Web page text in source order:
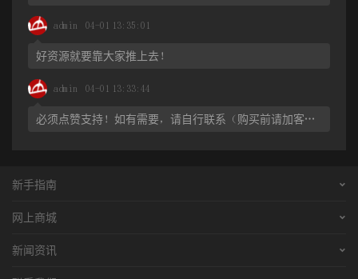
析，我们却发现它不仅是原始民族血亲认同的结果，而且经过历史
长河的不断冲濯与凝固，已构成一种深植于彝民族内在心理机制和
意识世界的对人类的源流、万物的本质的超乎寻常的热忱、钟爱及
其深入的透析和把握能力。这种内趋性的思维习惯和认知世界的方
里所要提倡和彰显的“艺术里的精神”。这一原始根骨观念支配下的溯
而创造了大量述源、论根的口头和书面文本。比如云南彝区流传的
《阿细的先基》、《查姆》、《梅葛》、《尼咪诗》、《尼苏夺
admin 04-01 13:35:01
好资源就要靠大家推上去！
admin 04-01 13:33:44
必须点赞支持！如有需要，请自行联系（购买前请加客服微信cmy8270了解详情）！
新手指南
购买流程
网上商城
彝文书店
新闻资讯